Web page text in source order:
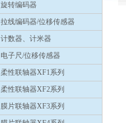
旋转编码器
拉线编码器/位移传感器
计数器、计米器
电子尺/位移传感器
柔性联轴器XF1系列
柔性联轴器XF2系列
膜片联轴器XF3系列